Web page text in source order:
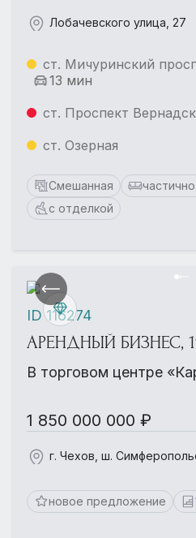
Лобачевского улица, 27
ст. Мичуринский
13 мин
ст. Проспект
ст. Озерная
Смешанная
с отделкой
АРЕНДНЫЙ БИЗНЕС,
В торговом центре
1 850 000 000 ₽
г. Чехов, ш.
новое предложение
ID 116274